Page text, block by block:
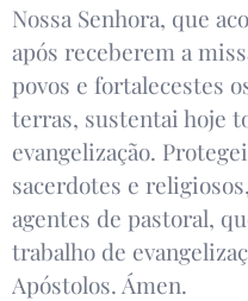
Nossa Senhora, que
após receberem a
povos e fortalecestes
terras, sustentai hoje
evangelização.
sacerdotes e
agentes de pastoral,
trabalho de
Apóstolos. Ámen.